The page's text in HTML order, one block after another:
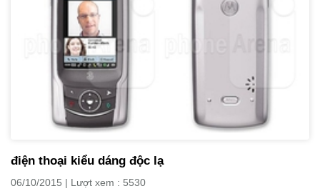
điện thoại kiểu dáng độc lạ
06/10/2015 | Lượt xem : 5530